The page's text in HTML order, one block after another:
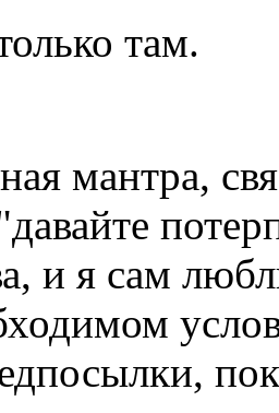
там.
мантра,
и я сам